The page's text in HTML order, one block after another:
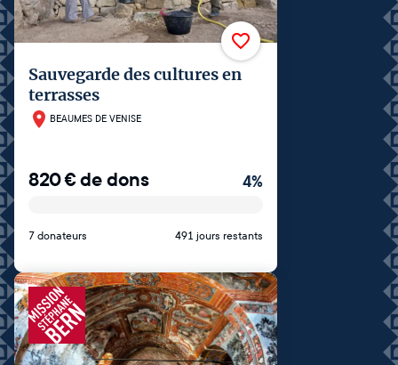
Sauvegarde des cultures en
terrasses
BEAUMES DE VENISE
820€de dons 4%
7 donateurs 491 jours restants